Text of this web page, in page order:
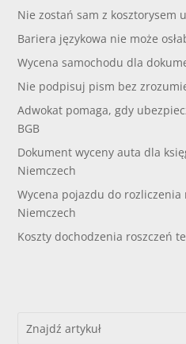
Nie zostań sam z kosztorysem
Bariera językowa nie może
Wycena samochodu dla
Nie podpisuj pism bez
Adwokat pomaga, gdy
BGB
Dokument wyceny auta dla
Niemczech
Wycena pojazdu do
Niemczech
Koszty dochodzenia roszczeń